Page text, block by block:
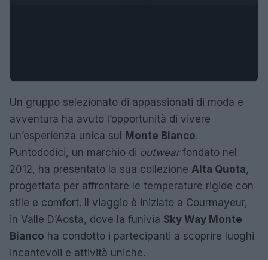
Un gruppo selezionato di appassionati di moda e
avventura ha avuto l’opportunità di vivere
un’esperienza unica sul Monte Bianco.
Puntododici, un marchio di outwearfondato nel
2012, ha presentato la sua collezione Alta Quota,
progettata per affrontare le temperature rigide con
stile e comfort. Il viaggio è iniziato a Courmayeur,
in Valle D’Aosta, dove la funivia Sky Way Monte
Bianco ha condotto i partecipanti a scoprire luoghi
incantevoli e attività uniche.